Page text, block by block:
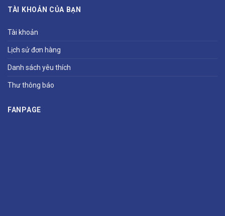
TÀI KHOẢN CỦA BẠN
Tài khoản
Lịch sử đơn hàng
Danh sách yêu thích
Thư thông báo
FANPAGE